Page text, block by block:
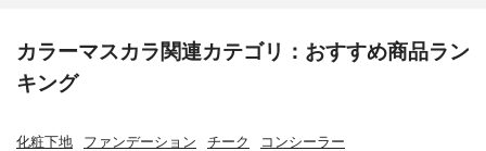
カラーマスカラ関連カテゴリ：おすすめ商品ラン
キング
化粧下地 ファンデーション チーク コンシーラー